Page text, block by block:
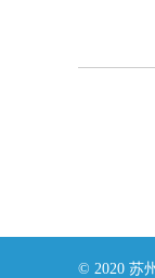
© 2020 苏